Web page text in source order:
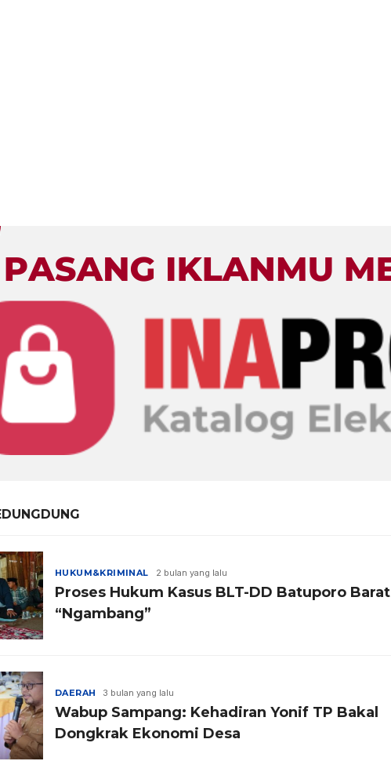
HUKUM&KRIMINAL 2 bulan yang lalu
Proses Hukum Kasus BLT-DD Batuporo Barat
“Ngambang”
DAERAH 3 bulan yang lalu
Wabup Sampang: Kehadiran Yonif TP Bakal
Dongkrak Ekonomi Desa